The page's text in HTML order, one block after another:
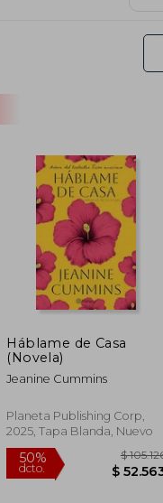
Háblame de Casa
(Novela)
Jeanine Cummins
Planeta Publishing Corp,
2025, Tapa Blanda, Nuevo